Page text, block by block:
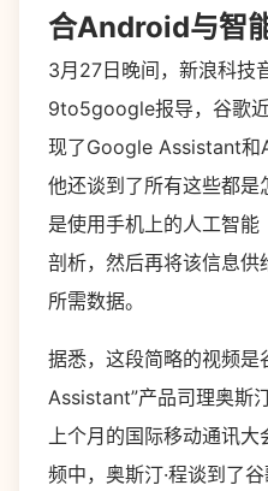
合Android与智
3月27日晚间，新浪科技
9to5google报导，谷歌
现了Google Assistant和
他还谈到了所有这些都
是使用手机上的人工智
剖析，然后再将该信息
所需数据。
据悉，这段简略的视频
Assistant”产品司理奥斯
上个月的国际移动通讯
频中，奥斯汀·程谈到了